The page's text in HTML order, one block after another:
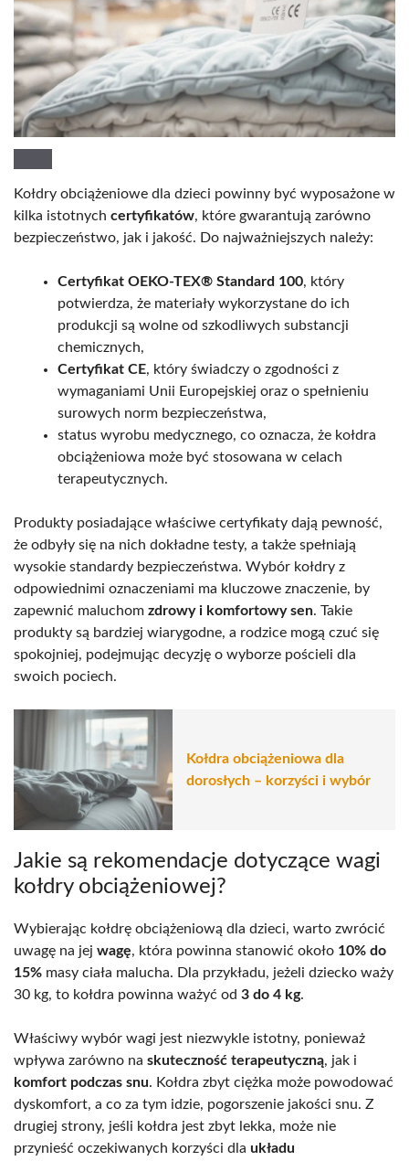
Kołdry obciążeniowe dla dzieci powinny być wyposażone w
kilka istotnych certyfikatów, które gwarantują zarówno
bezpieczeństwo, jak i jakość. Do najważniejszych należy:
Certyfikat OEKO-TEX® Standard 100, który
potwierdza, że materiały wykorzystane do ich
produkcji są wolne od szkodliwych substancji
chemicznych,
Certyfikat CE, który świadczy o zgodności z
wymaganiami Unii Europejskiej oraz o spełnieniu
surowych norm bezpieczeństwa,
status wyrobu medycznego, co oznacza, że kołdra
obciążeniowa może być stosowana w celach
terapeutycznych.
Produkty posiadające właściwe certyfikaty dają pewność,
że odbyły się na nich dokładne testy, a także spełniają
wysokie standardy bezpieczeństwa. Wybór kołdry z
odpowiednimi oznaczeniami ma kluczowe znaczenie, by
zapewnić maluchom zdrowy i komfortowy sen. Takie
produkty są bardziej wiarygodne, a rodzice mogą czuć się
spokojniej, podejmując decyzję o wyborze pościeli dla
swoich pociech.
Kołdra obciążeniowa dla
dorosłych – korzyści i wybór
Jakie są rekomendacje dotyczące wagi
kołdry obciążeniowej?
Wybierając kołdrę obciążeniową dla dzieci, warto zwrócić
uwagę na jej wagę, która powinna stanowić około 10% do
15% masy ciała malucha. Dla przykładu, jeżeli dziecko waży
30 kg, to kołdra powinna ważyć od 3 do 4 kg.
Właściwy wybór wagi jest niezwykle istotny, ponieważ
wpływa zarówno na skuteczność terapeutyczną, jak i
komfort podczas snu. Kołdra zbyt ciężka może powodować
dyskomfort, a co za tym idzie, pogorszenie jakości snu. Z
drugiej strony, jeśli kołdra jest zbyt lekka, może nie
przynieść oczekiwanych korzyści dla układu